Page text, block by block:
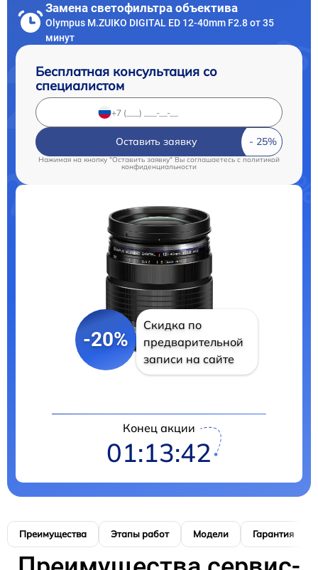
Замена светофильтра объектива
Olympus M.ZUIKO DIGITAL ED 12-40mm F2.8 от 35
минут
Бесплатная консультация со
специалистом
Оставить заявку
Нажимая на кнопку "Оставить заявку" Вы соглашаетесь c политикой
конфиденциальности
-20%
Скидка по
предварительной
записи на сайте
Конец акции
01:13:41
Преимущества Этапы работ Модели Гарантия